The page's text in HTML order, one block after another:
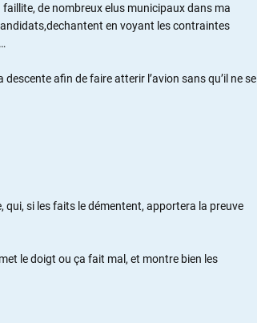
de nombreux elus municipaux dans ma
en voyant les contraintes
afin de faire atterir l’avion sans qu’il ne se
qui, si les faits le démentent, apportera la preuve
le doigt ou ça fait mal, et montre bien les